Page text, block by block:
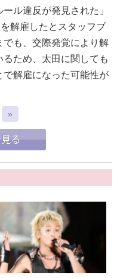
ル違反が発見された」
解雇したとスタッフブ
でも、交際発覚により解
ため、太田に関しても
解雇になった可能性が
»